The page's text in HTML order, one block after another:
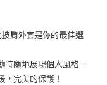
肩外套是你的最佳選
時隨地展現個人風格。
，完美的保護！